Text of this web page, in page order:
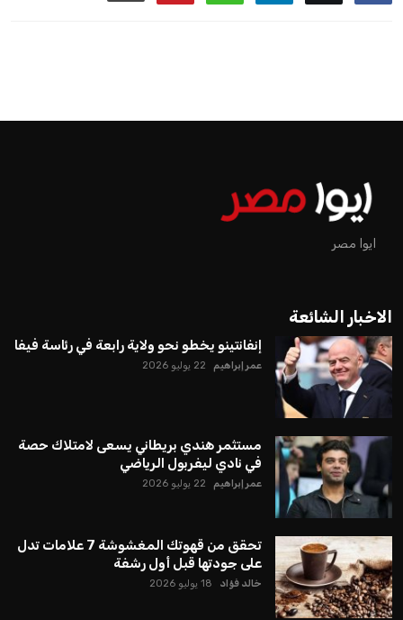
ايوا مصر
الاخبار الشائعة
إنفانتينو يخطو نحو ولاية رابعة في رئاسة فيفا
عمر إبراهيم 22 يوليو 2026
مستثمر هندي بريطاني يسعى لامتلاك حصة
في نادي ليفربول الرياضي
عمر إبراهيم 22 يوليو 2026
تحقق من قهوتك المغشوشة 7 علامات تدل
على جودتها قبل أول رشفة
خالد فؤاد 18 يوليو 2026